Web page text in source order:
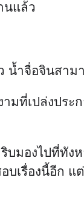
นแล้ว
น้ำจื่อจินสา